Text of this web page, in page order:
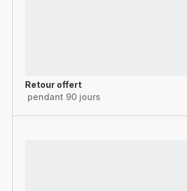
Retour offert
pendant 90 jours